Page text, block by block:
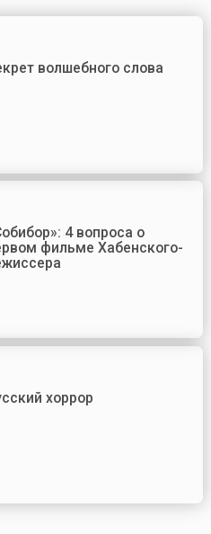
волшебного слова
4 вопроса о
фильме Хабенского-
хоррор